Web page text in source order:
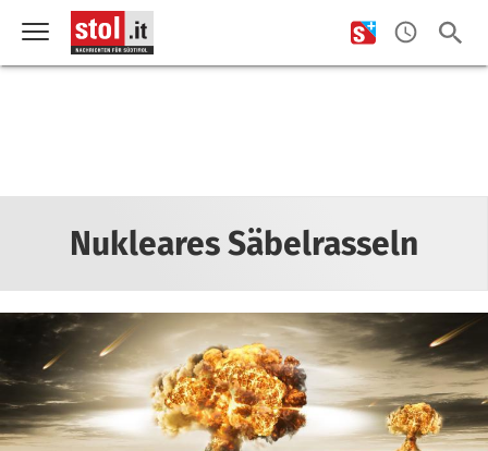
Nukleares Säbelrasseln